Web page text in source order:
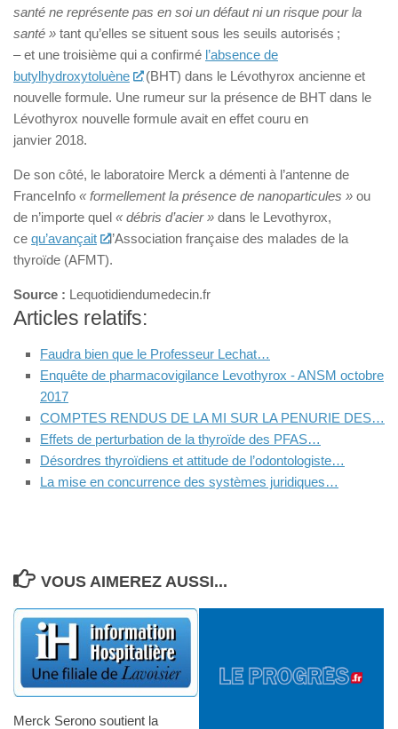
santé ne représente pas en soi un défaut ni un risque pour la
santé » tant qu’elles se situent sous les seuils autorisés ;
– et une troisième qui a confirmé l’absence de
butylhydroxytoluène
(BHT) dans le Lévothyrox ancienne et
nouvelle formule. Une rumeur sur la présence de BHT dans le
Lévothyrox nouvelle formule avait en effet couru en
janvier 2018.
De son côté, le laboratoire Merck a démenti à l’antenne de
FranceInfo « formellement la présence de nanoparticules » ou
de n’importe quel « débris d’acier » dans le Levothyrox,
ce qu’avançait
l’Association française des malades de la
thyroïde (AFMT).
Source : Lequotidiendumedecin.fr
Articles relatifs:
Faudra bien que le Professeur Lechat…
Enquête de pharmacovigilance Levothyrox - ANSM octobre
2017
COMPTES RENDUS DE LA MI SUR LA PENURIE DES…
Effets de perturbation de la thyroïde des PFAS…
Désordres thyroïdiens et attitude de l’odontologiste…
La mise en concurrence des systèmes juridiques…
VOUS AIMEREZ AUSSI...
Merck Serono soutient la